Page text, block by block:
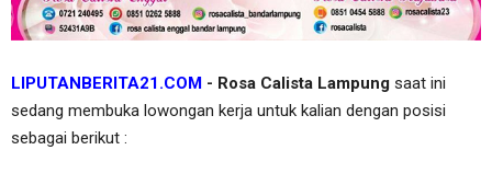
LIPUTANBERITA21.COM - Rosa Calista Lampung saat ini
sedang membuka lowongan kerja untuk kalian dengan posisi
sebagai berikut :